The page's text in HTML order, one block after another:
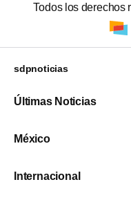
Todos los derechos
sdpnoticias
Últimas Noticias
México
Internacional